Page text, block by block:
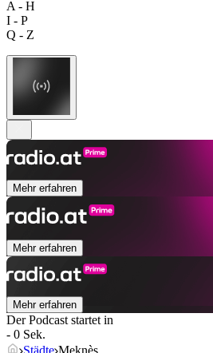
A - H
I - P
Q - Z
Mehr erfahren
Mehr erfahren
Mehr erfahren
Der Podcast startet in
- 0 Sek.